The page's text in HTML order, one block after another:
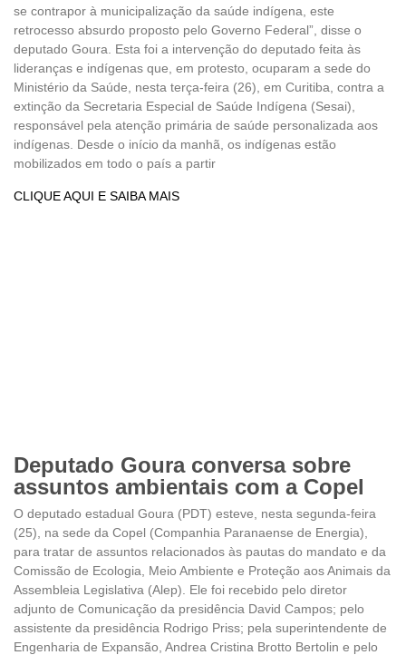
se contrapor à municipalização da saúde indígena, este
retrocesso absurdo proposto pelo Governo Federal”, disse o
deputado Goura. Esta foi a intervenção do deputado feita às
lideranças e indígenas que, em protesto, ocuparam a sede do
Ministério da Saúde, nesta terça-feira (26), em Curitiba, contra a
extinção da Secretaria Especial de Saúde Indígena (Sesai),
responsável pela atenção primária de saúde personalizada aos
indígenas. Desde o início da manhã, os indígenas estão
mobilizados em todo o país a partir
CLIQUE AQUI E SAIBA MAIS
Deputado Goura conversa sobre
assuntos ambientais com a Copel
O deputado estadual Goura (PDT) esteve, nesta segunda-feira
(25), na sede da Copel (Companhia Paranaense de Energia),
para tratar de assuntos relacionados às pautas do mandato e da
Comissão de Ecologia, Meio Ambiente e Proteção aos Animais da
Assembleia Legislativa (Alep). Ele foi recebido pelo diretor
adjunto de Comunicação da presidência David Campos; pelo
assistente da presidência Rodrigo Priss; pela superintendente de
Engenharia de Expansão, Andrea Cristina Brotto Bertolin e pelo